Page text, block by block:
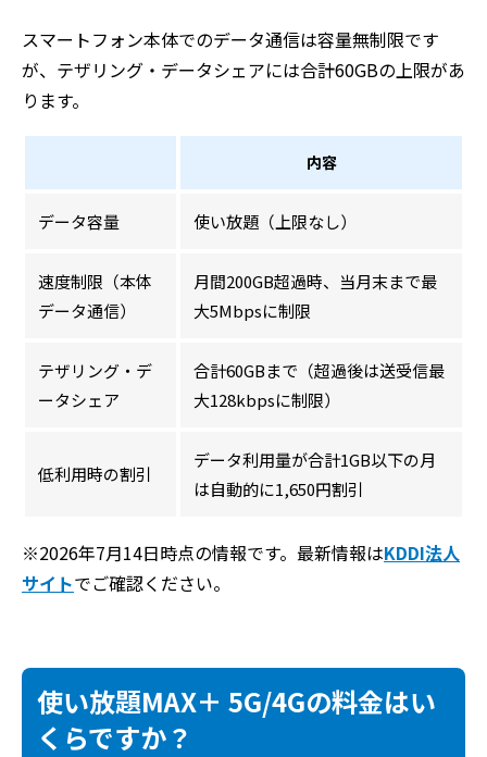
スマートフォン本体でのデータ通信は容量無制限です
が、テザリング・データシェアには合計60GBの上限があ
ります。
内容
データ容量 使い放題（上限なし）
速度制限（本体
データ通信）
月間200GB超過時、当月末まで最
大5Mbpsに制限
テザリング・デ
ータシェア
合計60GBまで（超過後は送受信最
大128kbpsに制限）
低利用時の割引
データ利用量が合計1GB以下の月
は自動的に1,650円割引
※2026年7月14日時点の情報です。最新情報はKDDI法人
サイトでご確認ください。
使い放題MAX＋ 5G/4Gの料金はい
くらですか？